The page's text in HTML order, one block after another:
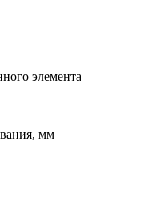
элемента
мм